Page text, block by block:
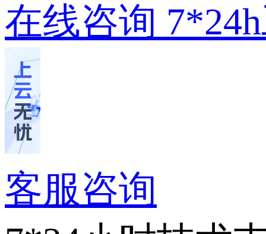
在线咨询
客服咨询